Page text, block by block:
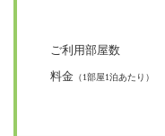
ご利用部屋数
料金 （1部屋1泊あたり）